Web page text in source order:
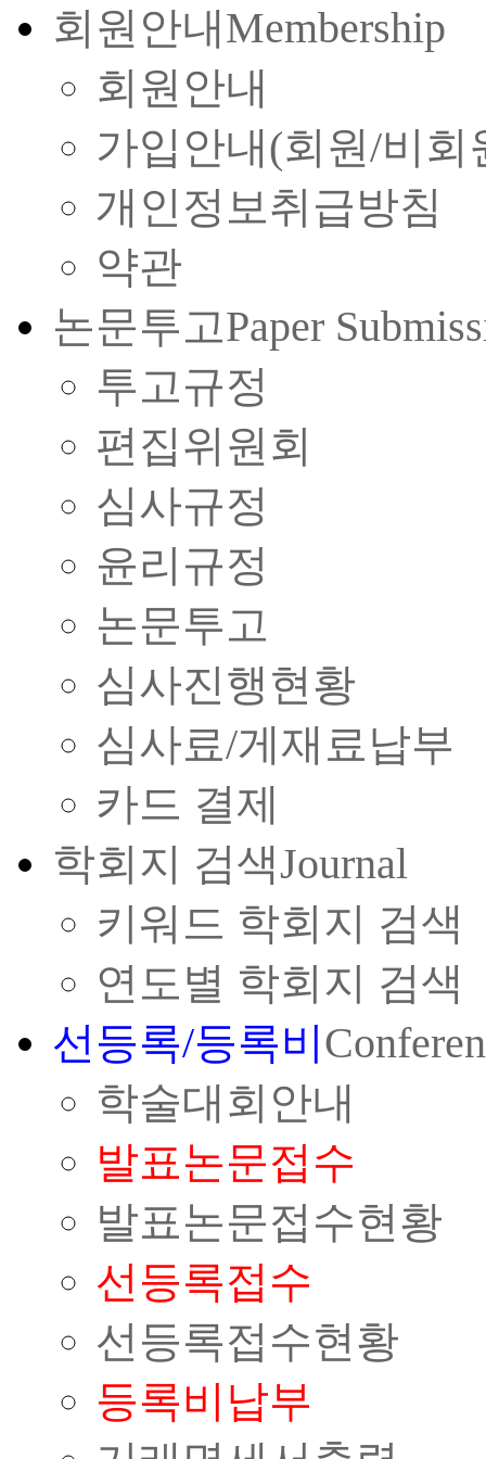
회원안내Membership
회원안내
가입안내(회원/비회
개인정보취급방침
약관
논문투고Paper
투고규정
편집위원회
심사규정
윤리규정
논문투고
심사진행현황
심사료/게재료납부
카드 결제
학회지 검색Journal
키워드 학회지 검색
연도별 학회지 검색
선등록/등록비
학술대회안내
발표논문접수
발표논문접수현황
선등록접수
선등록접수현황
등록비납부